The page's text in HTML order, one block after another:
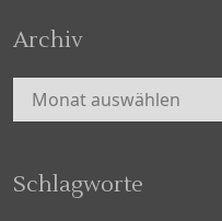
Archiv
Archiv
Schlagworte